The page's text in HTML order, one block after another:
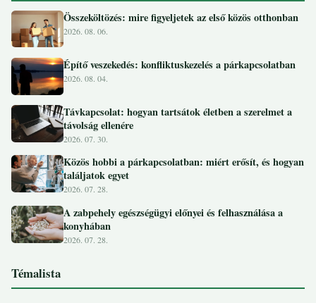
Összeköltözés: mire figyeljetek az első közös otthonban
2026. 08. 06.
Építő veszekedés: konfliktuskezelés a párkapcsolatban
2026. 08. 04.
Távkapcsolat: hogyan tartsátok életben a szerelmet a
távolság ellenére
2026. 07. 30.
Közös hobbi a párkapcsolatban: miért erősít, és hogyan
találjatok egyet
2026. 07. 28.
A zabpehely egészségügyi előnyei és felhasználása a
konyhában
2026. 07. 28.
Témalista